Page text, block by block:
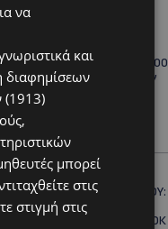
ΔΗΜΟΣ ΛΑΤΣΙΩΝ –
ΓΕΡΙΟΥ: Πάνω από 8.000
υπογραφές κατά των
Δομών Ανηλίκων –
Ζητούν γραπτή
Κράτος
LIFESTYLE
ΕΛΕΝΑ ΠΑΠΑΔΟΠΟΥΛΟΥ:
Από τη σκηνή στην
Αντιπροεδρία του ΘΟΚ
να
και
διαφημίσεων
(1913)
μπορεί
στις
στιγμή στις